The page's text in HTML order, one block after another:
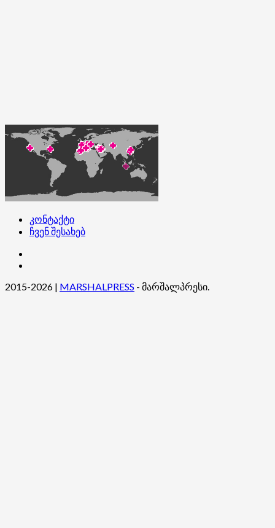
კონტაქტი
ჩვენ შესახებ
2015-2026 | MARSHALPRESS - მარშალპრესი.